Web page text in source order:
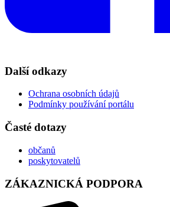
Další odkazy
Ochrana osobních údajů
Podmínky používání portálu
Časté dotazy
občanů
poskytovatelů
ZÁKAZNICKÁ PODPORA